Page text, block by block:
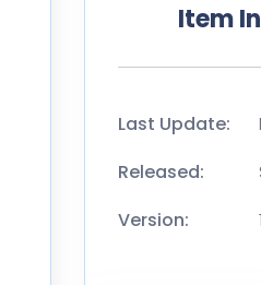
Item
Last Update:
Released:
Version: